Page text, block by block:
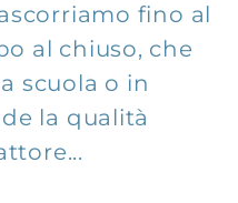
fino al
al chiuso, che
scuola o in
la qualità